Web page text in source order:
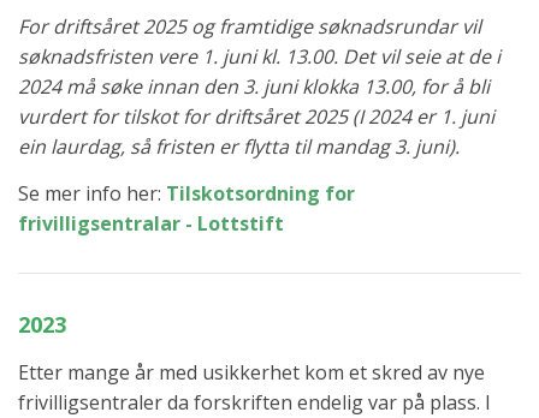
For driftsåret 2025 og framtidige søknadsrundar vil
søknadsfristen vere 1. juni kl. 13.00. Det vil seie at de i
2024 må søke innan den 3. juni klokka 13.00, for å bli
vurdert for tilskot for driftsåret 2025 (I 2024 er 1. juni
ein laurdag, så fristen er flytta til mandag 3. juni).
Se mer info her: Tilskotsordning for
frivilligsentralar - Lottstift
2023
Etter mange år med usikkerhet kom et skred av nye
frivilligsentraler da forskriften endelig var på plass. I